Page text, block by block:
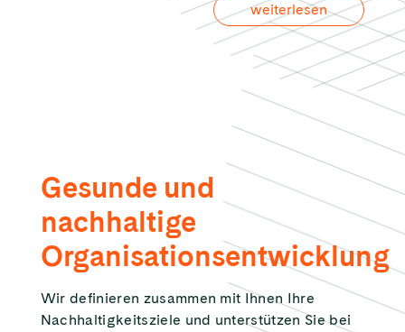
weiterlesen
Gesunde und
nachhaltige
Organisationsentwicklung
Wir definieren zusammen mit Ihnen Ihre
Nachhaltigkeitsziele und unterstützen Sie bei